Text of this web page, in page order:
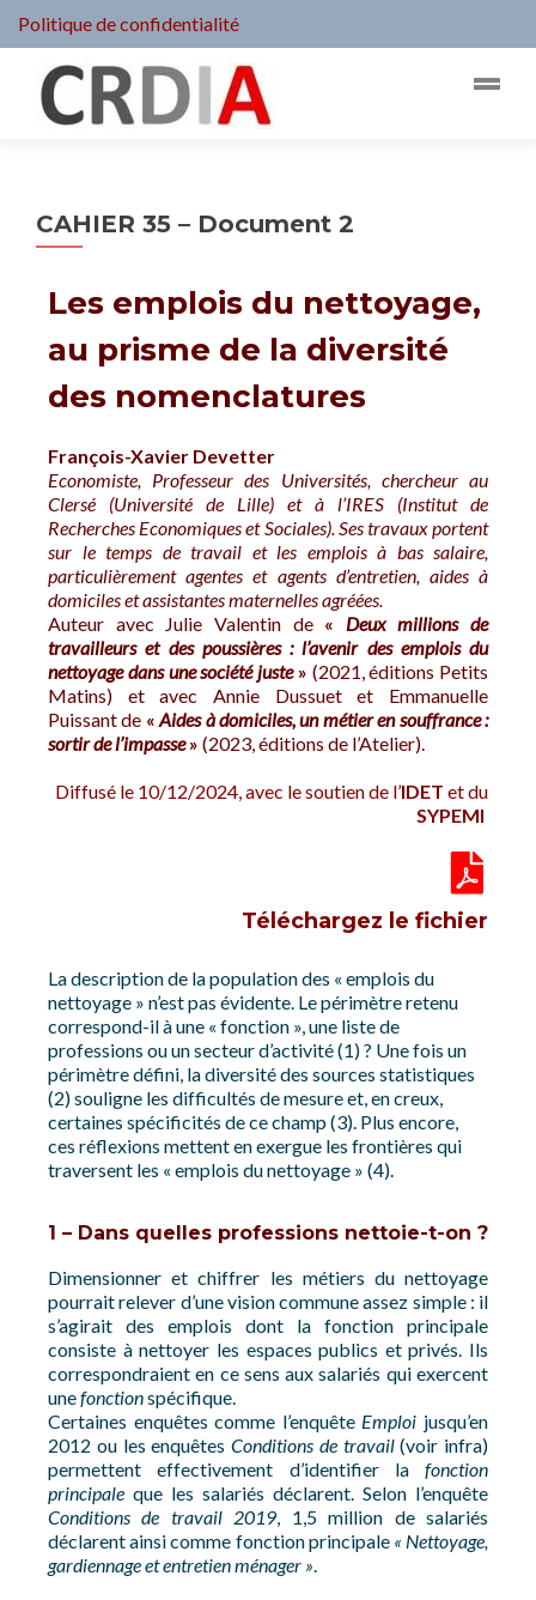
Politique de confidentialité
CAHIER 35 – Document 2
Les emplois du nettoyage,
au prisme de la diversité
des nomenclatures
François-Xavier Devetter
Economiste, Professeur des Universités, chercheur au
Clersé (Université de Lille) et à l’IRES (Institut de
Recherches Economiques et Sociales). Ses travaux portent
sur le temps de travail et les emplois à bas salaire,
particulièrement agentes et agents d’entretien, aides à
domiciles et assistantes maternelles agréées.
Auteur avec Julie Valentin de « Deux millions de
travailleurs et des poussières : l’avenir des emplois du
nettoyage dans une société juste » (2021, éditions Petits
Matins) et avec Annie Dussuet et Emmanuelle
Puissant de «Aides à domiciles, un métier en souffrance :
sortir de l’impasse» (2023, éditions de l’Atelier).
Diffusé le 10/12/2024, avec le soutien de l’IDET et du
SYPEMI
Téléchargez le fichier
La description de la population des « emplois du
nettoyage » n’est pas évidente. Le périmètre retenu
correspond-il à une « fonction », une liste de
professions ou un secteur d’activité (1) ? Une fois un
périmètre défini, la diversité des sources statistiques
(2) souligne les difficultés de mesure et, en creux,
certaines spécificités de ce champ (3). Plus encore,
ces réflexions mettent en exergue les frontières qui
traversent les « emplois du nettoyage » (4).
1 – Dans quelles professions nettoie-t-on ?
Dimensionner et chiffrer les métiers du nettoyage
pourrait relever d’une vision commune assez simple : il
s’agirait des emplois dont la fonction principale
consiste à nettoyer les espaces publics et privés. Ils
correspondraient en ce sens aux salariés qui exercent
unefonctionspécifique.
Certaines enquêtes comme l’enquête Emploi jusqu’en
2012 ou les enquêtes Conditions de travail(voir infra)
permettent effectivement d’identifier la fonction
principale que les salariés déclarent. Selon l’enquête
Conditions de travail 2019, 1,5 million de salariés
déclarent ainsi comme fonction principale « Nettoyage,
gardiennage et entretien ménager ».